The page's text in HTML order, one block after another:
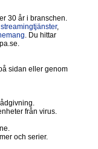
30 år i branschen.
streamingtjänster,
. Du hittar
sidan eller genom
från virus.
och serier.